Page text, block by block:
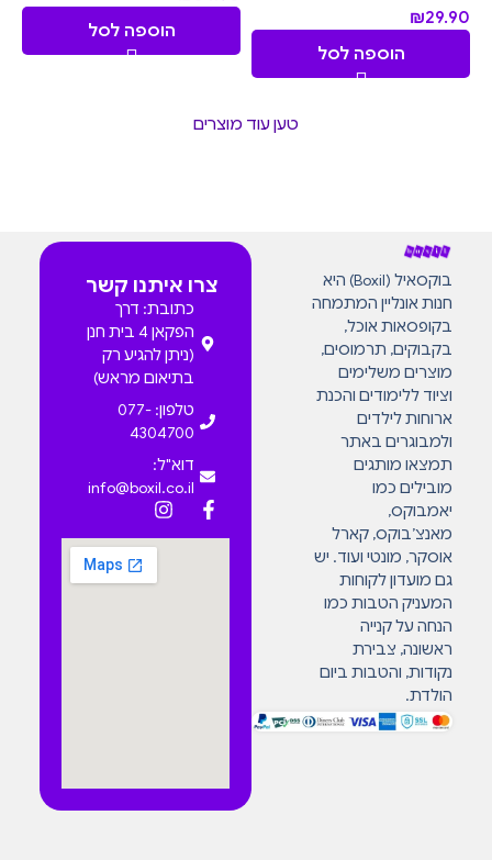
₪29.90
הוספה לסל
הוספה לסל
טען עוד מוצרים
בוקסאיל (Boxil) היא
חנות אונליין המתמחה
בקופסאות אוכל,
בקבוקים, תרמוסים,
מוצרים משלימים
וציוד ללימודים והכנת
ארוחות לילדים
ולמבוגרים באתר
תמצאו מותגים
מובילים כמו
יאמבוקס,
מאנצ’בוקס, קארל
אוסקר, מונטי ועוד. יש
גם מועדון לקוחות
המעניק הטבות כמו
הנחה על קנייה
ראשונה, צבירת
נקודות, והטבות ביום
הולדת.
צרו איתנו קשר
כתובת: דרך
הפקאן 4 בית חנן
(ניתן להגיע רק
בתיאום מראש)
טלפון: 077-
4304700
דוא"ל:
info@boxil.co.il